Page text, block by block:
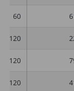
60
120
120
120